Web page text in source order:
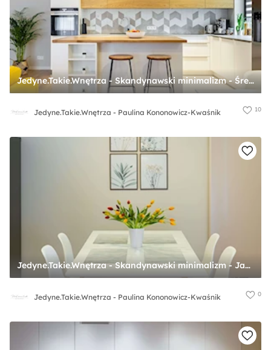
Jedyne.Takie.Wnętrza - Skandynawski minimalizm - Średnia otwarta z salonem z kamiennym blatem biała szara z zabudowaną lodówką z lodówką wolnostojącą z nablatowym zlewozmywakiem kuchnia w kształcie litery l z wyspą lub półwyspem z oknem z marmurową ... - zdjęcie od Jedyne.Takie.Wnętrza - Paulina Kononowicz-Kwaśnik
Jedyne.Takie.Wnętrza - Paulina Kononowicz-Kwaśnik 10
Jedyne.Takie.Wnętrza - Skandynawski minimalizm - Jadalnia, styl skandynawski - zdjęcie od Jedyne.Takie.Wnętrza - Paulina Kononowicz-Kwaśnik
Jedyne.Takie.Wnętrza - Paulina Kononowicz-Kwaśnik 0